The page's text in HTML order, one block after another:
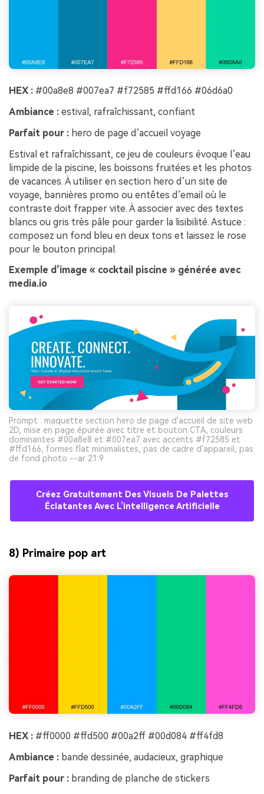
HEX : #00a8e8 #007ea7 #f72585 #ffd166 #06d6a0
Ambiance : estival, rafraîchissant, confiant
Parfait pour : hero de page d’accueil voyage
Estival et rafraîchissant, ce jeu de couleurs évoque l’eau
limpide de la piscine, les boissons fruitées et les photos
de vacances. À utiliser en section hero d’un site de
voyage, bannières promo ou entêtes d’email où le
contraste doit frapper vite. À associer avec des textes
blancs ou gris très pâle pour garder la lisibilité. Astuce :
composez un fond bleu en deux tons et laissez le rose
pour le bouton principal.
Exemple d’image « cocktail piscine » générée avec
media.io
Prompt : maquette section hero de page d'accueil de site web
2D, mise en page épurée avec titre et bouton CTA, couleurs
dominantes #00a8e8 et #007ea7 avec accents #f72585 et
#ffd166, formes flat minimalistes, pas de cadre d'appareil, pas
de fond photo --ar 21:9
Créez Gratuitement Des Visuels De Palettes
Éclatantes Avec L’intelligence Artificielle
8) Primaire pop art
HEX : #ff0000 #ffd500 #00a2ff #00d084 #ff4fd8
Ambiance : bande dessinée, audacieux, graphique
Parfait pour : branding de planche de stickers